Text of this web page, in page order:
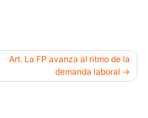
Art. La FP avanza al ritmo de la
demanda laboral